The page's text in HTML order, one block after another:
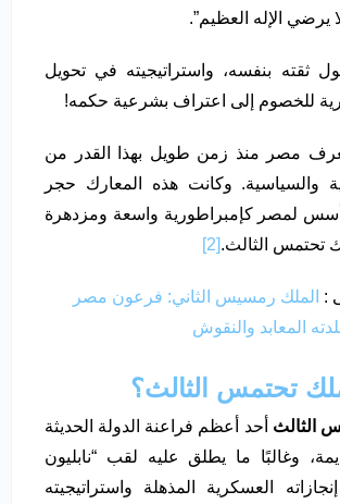
يرضي الإله العظيم”.
ثقته بنفسه، واستراتيجيته في تحويل
للخصوم إلى اعتراف بشرعية حكمه!
مصر منذ زمن طويل بهذا القدر من
والسياسية. وكانت هذه المعارك حجر
لمصر كإمبراطورية واسعة ومزدهرة
تحتمس الثالث.[2]
: الملك رمسيس الثاني: فرعون مصر
المعابد والنقوش
تحتمس الثالث؟
الثالث أحد أعظم فراعنة الدولة الحديثة
وغالبًا ما يطلق عليه لقب “نابليون
العسكرية المذهلة واستراتيجيته